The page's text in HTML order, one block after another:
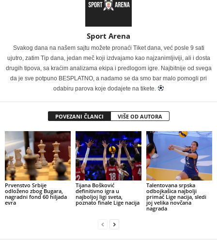
Sport Arena
Svakog dana na našem sajtu možete pronaći Tiket dana, već posle 9 sati
ujutro, zatim Tip dana, jedan meč koji izdvajamo kao najzanimljiviji, ali i dosta
drugih tipova, sa kraćim analizama ekipa i predlogom igre. Najbitnije od svega
da je sve potpuno BESPLATNO, a nadamo se da smo bar malo pomogli pri
odabiru parova koje dodajete na tikete.
POVEZANI ČLANCI VIŠE OD AUTORA
Prvenstvo Srbije
odloženo zbog Bugara,
nagradni fond 60 hiljada
evra
Tijana Bošković
definitivno igra u
najboljoj ligi sveta,
poznato finale Lige nacija
Talentovana srpska
odbojkašica najbolji
primač Lige nacija, sledi
joj velika novčana
nagrada